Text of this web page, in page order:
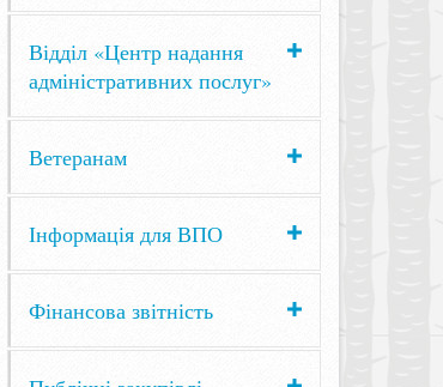
Відділ «Центр надання
адміністративних послуг»
Ветеранам
Інформація для ВПО
Фінансова звітність